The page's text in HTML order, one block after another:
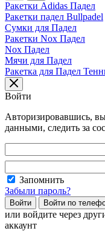
Ракетки Adidas Падел
Ракетки падел Bullpadel
Сумки для Падел
Ракетки Nox Падел
Nox Падел
Мячи для Падел
Ракетка для Падел
Войти
Авторизировавшись,
данными, следить за
Запомнить
Забыли пароль?
Войти Войти по
или войдите через
аккаунт